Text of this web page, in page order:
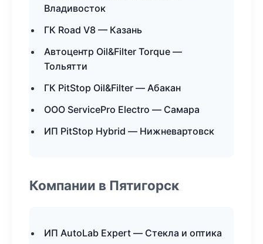
Владивосток
ГК Road V8 — Казань
Автоцентр Oil&Filter Torque —
Тольятти
ГК PitStop Oil&Filter — Абакан
ООО ServicePro Electro — Самара
ИП PitStop Hybrid — Нижневартовск
Компании в Пятигорск
ИП AutoLab Expert — Стекла и оптика